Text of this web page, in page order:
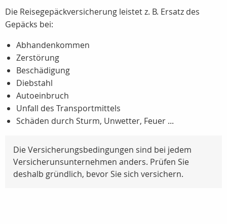
Die Reisegepäckversicherung leistet z. B. Ersatz des
Gepäcks bei:
Abhandenkommen
Zerstörung
Beschädigung
Diebstahl
Autoeinbruch
Unfall des Transportmittels
Schäden durch Sturm, Unwetter, Feuer ...
Die Versicherungsbedingungen sind bei jedem
Versicherunsunternehmen anders. Prüfen Sie
deshalb gründlich, bevor Sie sich versichern.